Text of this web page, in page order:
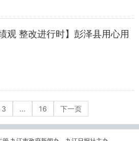
观 整改进行时】彭泽县用心用
3 ... 16 下一页